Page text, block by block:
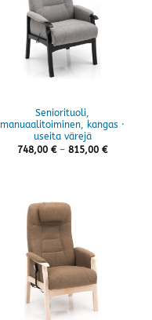
Seniorituoli,
manuaalitoiminen, kangas ·
useita värejä
748,00 € – 815,00 €